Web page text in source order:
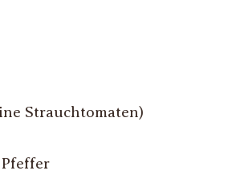
Strauchtomaten)